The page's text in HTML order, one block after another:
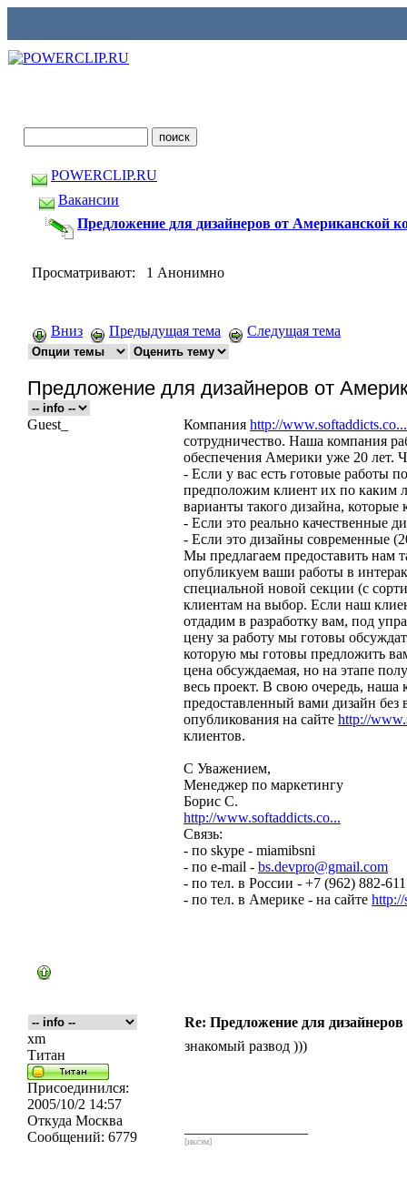
POWERCLIP.RU
Вакансии
Предложение для дизайнеров от Американской
Просматривают: 1 Анонимно
Вниз Предыдущая тема Следущая тема
Предложение для дизайнеров от
Guest_ Компания http://www.softaddicts.co...
сотрудничество. Наша компания
обеспечения Америки уже 20 лет.
- Если у вас есть готовые работы
предположим клиент их по каким
варианты такого дизайна, которые
- Если это реально качественные
- Если это дизайны современные
Мы предлагаем предоставить нам
опубликуем ваши работы в
специальной новой секции (с
клиентам на выбор. Если наш
отдадим в разработку вам, под
цену за работу мы готовы
которую мы готовы предложить
цена обсуждаемая, но на этапе
весь проект. В свою очередь, наша
предоставленный вами дизайн без
опубликования на сайте http://
клиентов.
С Уважением,
Менеджер по маркетингу
Борис С.
http://www.softaddicts.co...
Связь:
- по skype - miamibsni
- по e-mail - bs.devpro@gmail.com
- по тел. в России - +7 (962) 882-
- по тел. в Америке - на сайте http://
Re: Предложение для
xm
Титан
Присоединился:
2005/10/2 14:57
Откуда Москва
Сообщений: 6779
знакомый развод )))
[икс́эм]